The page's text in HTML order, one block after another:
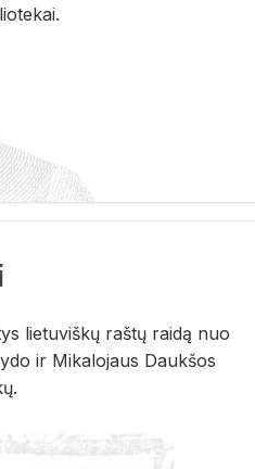
lie­tu­viš­kų raš­tų rai­dą nuo
ir Mi­ka­lo­jaus Dauk­šos